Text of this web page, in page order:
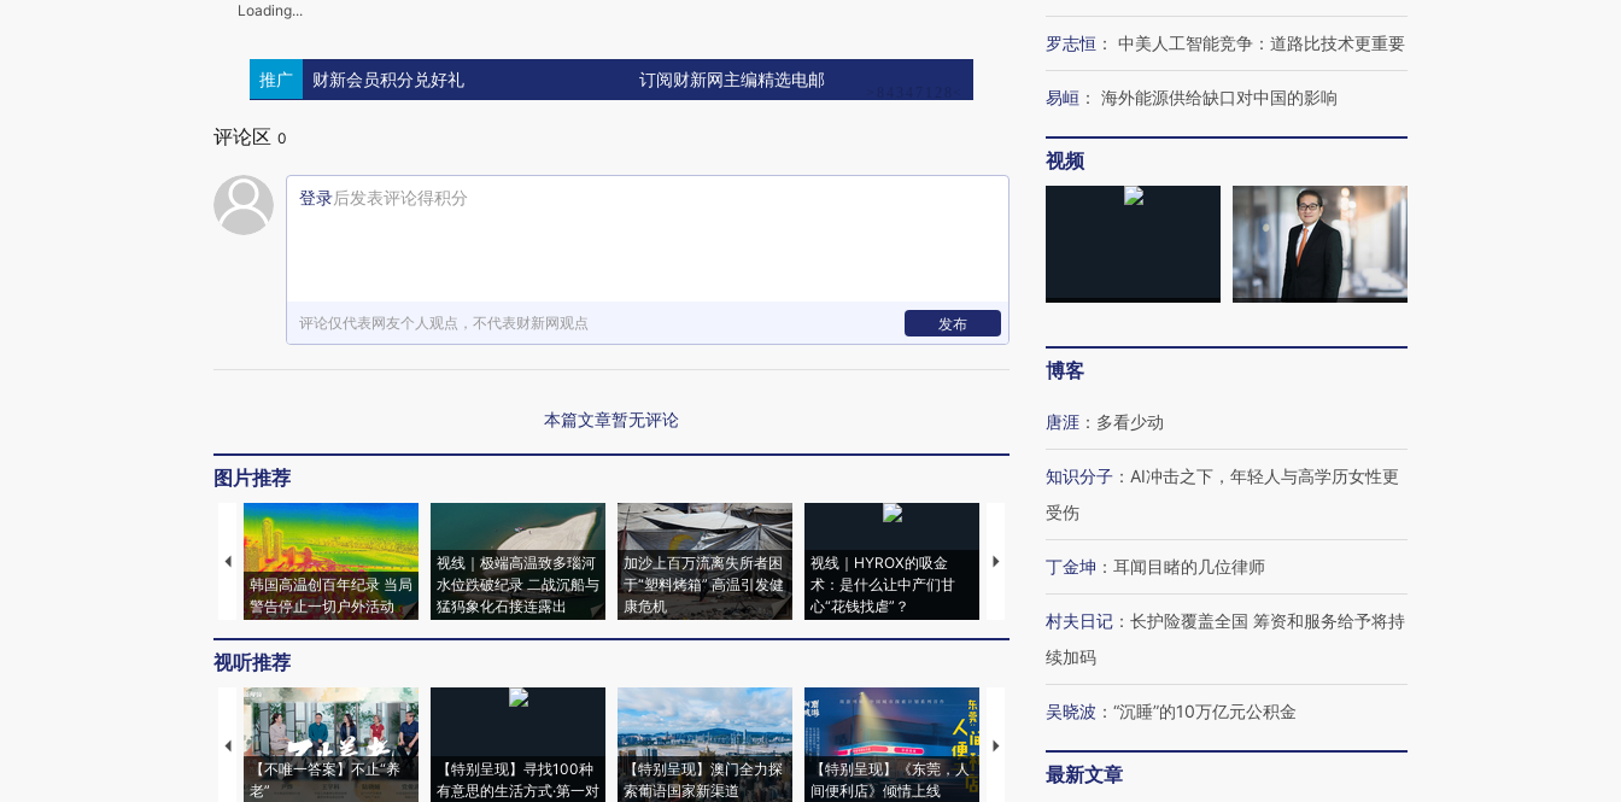
Loading...
推广 财新会员积分兑好礼 订阅财新网主编精选电邮
评论区 0
登录后发表评论得积分
评论仅代表网友个人观点，不代表财新网观点 发布
本篇文章暂无评论
图片推荐
韩国高温创百年纪录 当局
警告停止一切户外活动
视线｜极端高温致多瑙河
水位跌破纪录 二战沉船与
猛犸象化石接连露出
加沙上百万流离失所者困
于“塑料烤箱” 高温引发健
康危机
视线｜HYROX的吸金
术：是什么让中产们甘
心“花钱找虐”？
马航飞行员跨国走私7万
视线｜被称为“蟑螂”的印
视听推荐
【不唯一答案】不止“养
老”
【特别呈现】寻找100种
有意思的生活方式·第一对
【特别呈现】澳门全力探
索葡语国家新渠道
【特别呈现】《东莞，人
间便利店》倾情上线
【推广】走进第四届链博
会，让数智科技“链”接产
【商旅对话】华住集团
罗志恒 ： 中美人工智能竞争：道路比技术更重要
易峘 ： 海外能源供给缺口对中国的影响
视频
博客
唐涯 ： 多看少动
知识分子 ： AI冲击之下，年轻人与高学历女性更
受伤
丁金坤 ： 耳闻目睹的几位律师
村夫日记 ： 长护险覆盖全国 筹资和服务给予将持
续加码
吴晓波 ： “沉睡”的10万亿元公积金
最新文章